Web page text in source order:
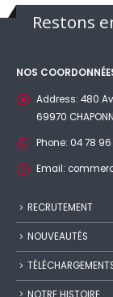
Restons
NOS
Address: 480
69970
Phone: 04 78 96
Email:
RECRUTEMENT
NOUVEAUTÉS
NOTRE HISTOIRE